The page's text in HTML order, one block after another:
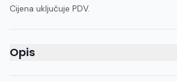
Cijena uključuje PDV.
Opis